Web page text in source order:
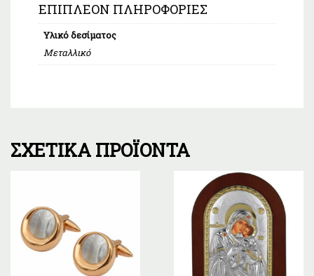
ΕΠΙΠΛΈΟΝ ΠΛΗΡΟΦΟΡΊΕΣ
Υλικό δεσίματος
Μεταλλικό
ΣΧΕΤΙΚΆ ΠΡΟΪΌΝΤΑ